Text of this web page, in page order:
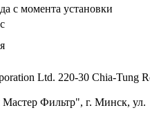
с момента установки
Ltd. 220-30 Chia-Tung
Фильтр", г. Минск, ул.